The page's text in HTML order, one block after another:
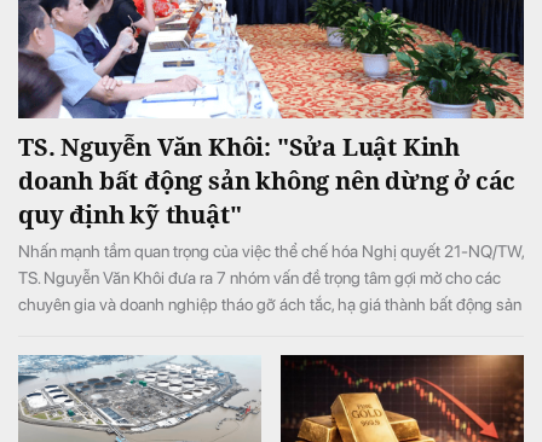
TS. Nguyễn Văn Khôi: "Sửa Luật Kinh
doanh bất động sản không nên dừng ở các
quy định kỹ thuật"
Nhấn mạnh tầm quan trọng của việc thể chế hóa Nghị quyết 21-NQ/TW,
TS. Nguyễn Văn Khôi đưa ra 7 nhóm vấn đề trọng tâm gợi mở cho các
chuyên gia và doanh nghiệp tháo gỡ ách tắc, hạ giá thành bất động sản